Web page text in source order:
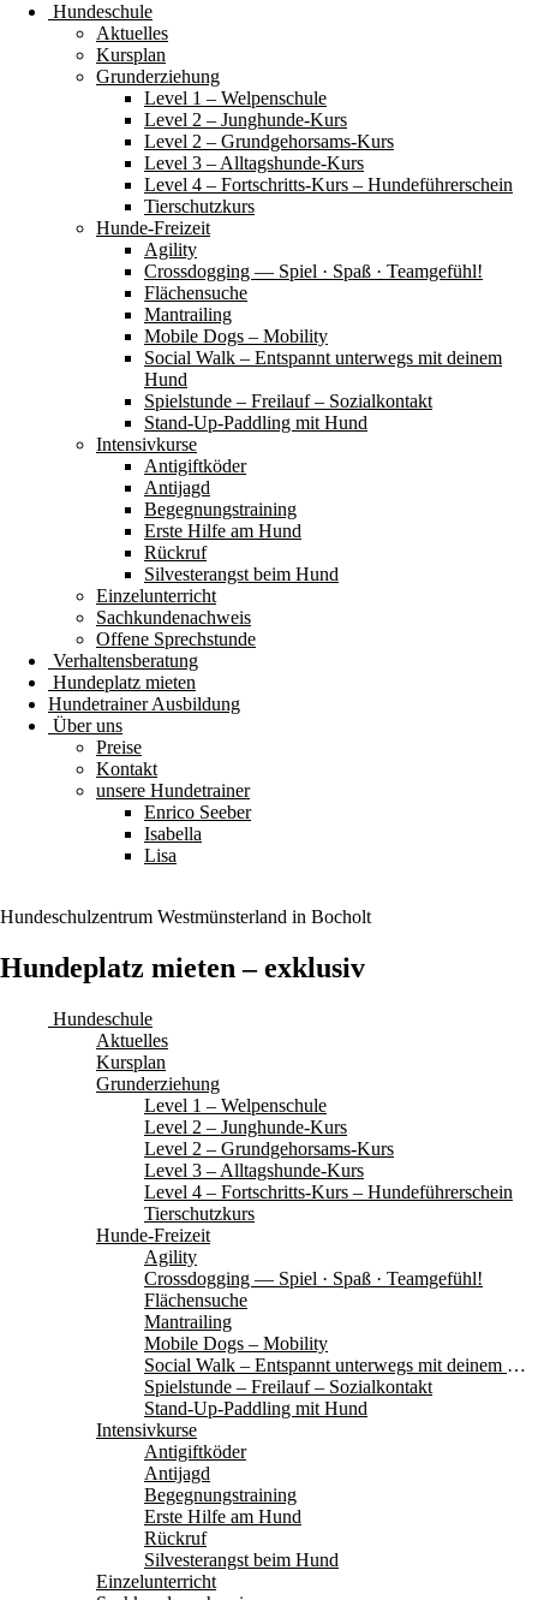
Hundeschule
Aktuelles
Kursplan
Grunderziehung
Level 1 – Welpenschule
Level 2 – Junghunde-Kurs
Level 2 – Grundgehorsams-Kurs
Level 3 – Alltagshunde-Kurs
Level 4 – Fortschritts-Kurs – Hundeführerschein
Tierschutzkurs
Hunde-Freizeit
Agility
Crossdogging — Spiel · Spaß · Teamgefühl!
Flächensuche
Mantrailing
Mobile Dogs – Mobility
Social Walk – Entspannt unterwegs mit deinem
Hund
Spielstunde – Freilauf – Sozialkontakt
Stand-Up-Paddling mit Hund
Intensivkurse
Antigiftköder
Antijagd
Begegnungstraining
Erste Hilfe am Hund
Rückruf
Silvesterangst beim Hund
Einzelunterricht
Sachkundenachweis
Offene Sprechstunde
Verhaltensberatung
Hundeplatz mieten
Hundetrainer Ausbildung
Über uns
Preise
Kontakt
unsere Hundetrainer
Enrico Seeber
Isabella
Lisa
Hundeschulzentrum Westmünsterland in Bocholt
Hundeplatz mieten – exklusiv
Hundeschule
Aktuelles
Kursplan
Grunderziehung
Level 1 – Welpenschule
Level 2 – Junghunde-Kurs
Level 2 – Grundgehorsams-Kurs
Level 3 – Alltagshunde-Kurs
Level 4 – Fortschritts-Kurs – Hundeführerschein
Tierschutzkurs
Hunde-Freizeit
Agility
Crossdogging — Spiel · Spaß · Teamgefühl!
Flächensuche
Mantrailing
Mobile Dogs – Mobility
Social Walk – Entspannt unterwegs mit deinem Hund
Spielstunde – Freilauf – Sozialkontakt
Stand-Up-Paddling mit Hund
Intensivkurse
Antigiftköder
Antijagd
Begegnungstraining
Erste Hilfe am Hund
Rückruf
Silvesterangst beim Hund
Einzelunterricht